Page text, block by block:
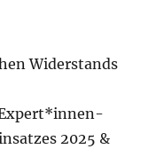
Widerstands
2025 &